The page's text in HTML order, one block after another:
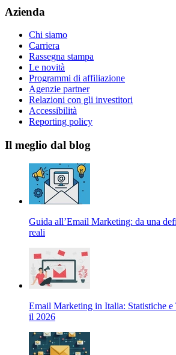
Azienda
Chi siamo
Carriera
Rassegna stampa
Le novità
Programmi di affiliazione
Agenzie partner
Relazioni con gli investitori
Accessibilità
Reporting policy
Il meglio dal blog
Guida all’Email Marketing: da una
reali
Email Marketing in Italia: Statistiche e
il 2026